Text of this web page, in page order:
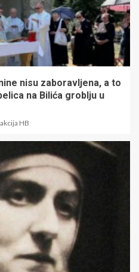
nisu zaboravljena, a to
na Bilića groblju u
HB